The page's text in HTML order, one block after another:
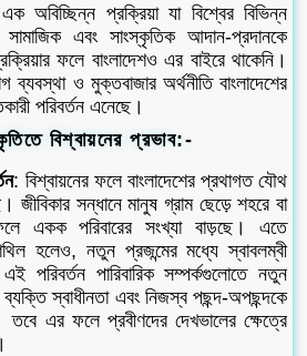
এক অবিচ্ছিন্ন প্রক্রিয়া যা বিশ্বের বিভিন্ন
এবং সাংস্কৃতিক আদান-প্রদানকে
ফলে বাংলাদেশও এর বাইরে থাকেনি।
ও মুক্তবাজার অর্থনীতি বাংলাদেশের
পরিবর্তন এনেছে।
বিশ্বায়নের প্রভাব:-
: বিশ্বায়নের ফলে বাংলাদেশের প্রথাগত যৌথ
জীবিকার সন্ধানে মানুষ গ্রাম ছেড়ে শহরে বা
একক পরিবারের সংখ্যা বাড়ছে। এতে
হলেও, নতুন প্রজন্মের মধ্যে স্বাবলম্বী
পরিবর্তন পারিবারিক সম্পর্কগুলোতে নতুন
স্বাধীনতা এবং নিজস্ব পছন্দ-অপছন্দকে
এর ফলে প্রবীণদের দেখভালের ক্ষেত্রে